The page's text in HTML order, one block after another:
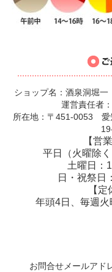
ショップ名：酒泉洞堀一
運営責任者
所在地：〒451-0053 愛
【営
平日（火曜除
土曜日：
日・祝祭日
【定
年頭4日、毎週火
お問合せメールアド